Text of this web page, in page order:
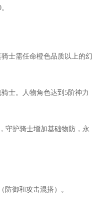
士需任命橙色品质以上的幻
士。人物角色达到5阶神力
守护骑士增加基础物防，永
御和攻击混搭）。